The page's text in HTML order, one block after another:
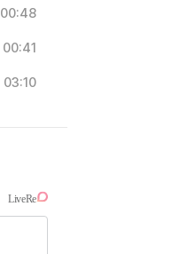
00:48
00:41
03:10